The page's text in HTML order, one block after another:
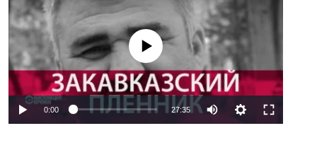
No media source currently available
0:00 27:35